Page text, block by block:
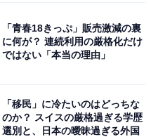
TVM-FW1300-2-B 13.3
ンプあり カロッツェリ
見る
「青春18きっぷ」販売激減の裏
に何が？ 連続利用の厳格化だけ
ではない「本当の理由」
「移民」に冷たいのはどっちな
のか？ スイスの厳格過ぎる学歴
選別と、日本の曖昧過ぎる外国